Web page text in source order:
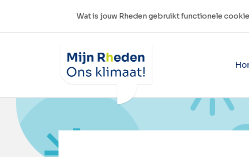
Wat is jouw Rheden gebruikt functionele
Wat is jouw Rheden
Home Duurzaamheid is ook: je gezonde verstand